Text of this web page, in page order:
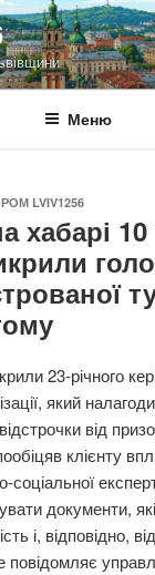
Меню
LVIV1256
хабарі 10
23-річного
який
від
клієнту
документи,
і, відповідно,
повідомляє